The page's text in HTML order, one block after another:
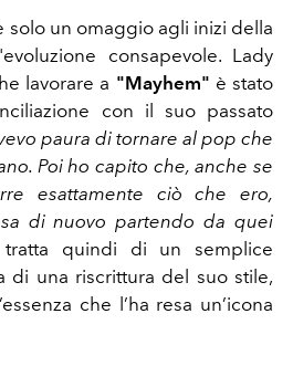
solo un omaggio agli inizi della
consapevole. Lady
lavorare a "Mayhem" è stato
con il suo passato
paura di tornare al pop che
Poi ho capito che, anche se
esattamente ciò che ero,
di nuovo partendo da quei
quindi di un semplice
di una riscrittura del suo stile,
che l’ha resa un’icona